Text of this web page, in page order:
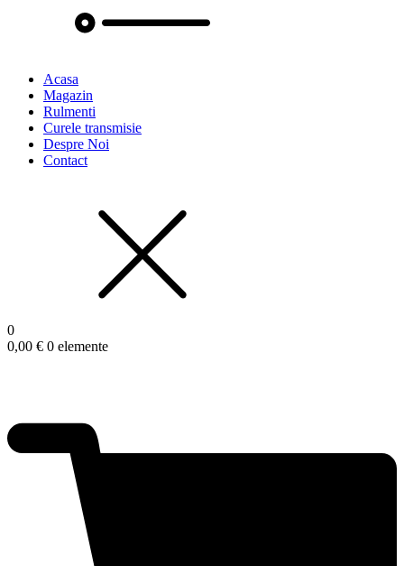
Acasa
Magazin
Rulmenti
Curele transmisie
Despre Noi
Contact
0
0,00 € 0 elemente